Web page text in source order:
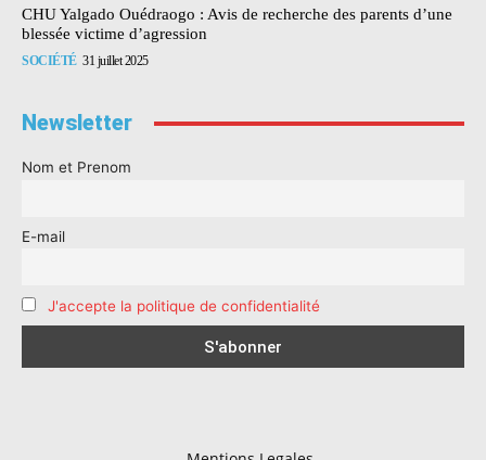
CHU Yalgado Ouédraogo : Avis de recherche des parents d’une
blessée victime d’agression
SOCIÉTÉ 31 juillet 2025
Newsletter
Nom et Prenom
E-mail
J'accepte la politique de confidentialité